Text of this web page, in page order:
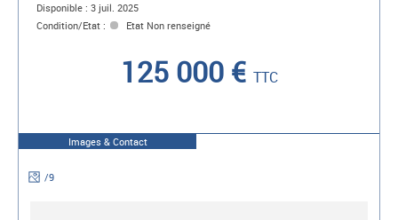
Disponible : 3 juil. 2025
Condition/Etat :
Etat Non renseigné
125 000 € TTC
Images & Contact
/9